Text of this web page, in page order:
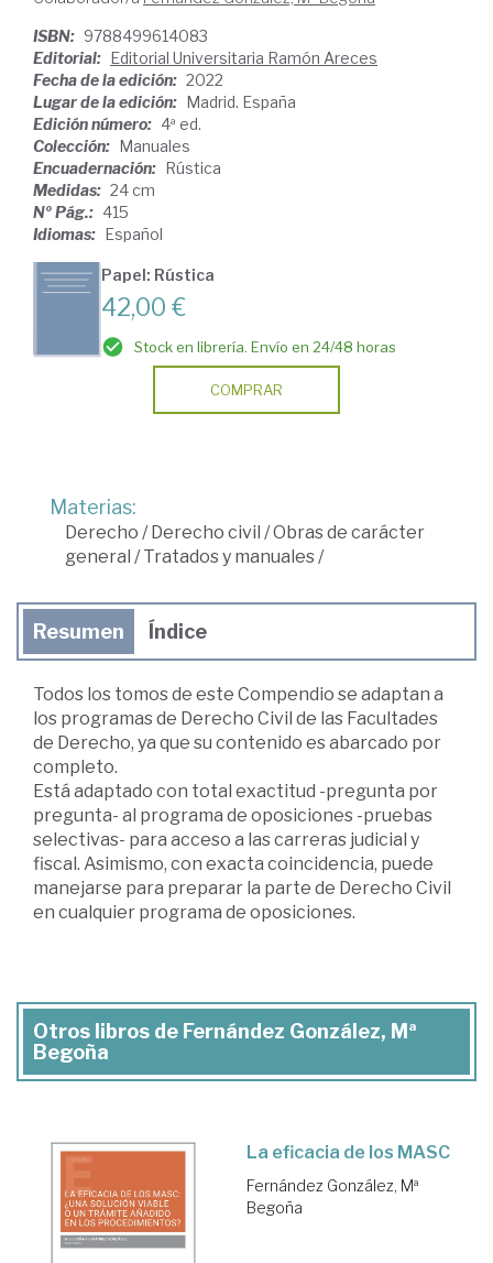
ISBN: 9788499614083
Editorial: Editorial Universitaria Ramón Areces
Fecha de la edición: 2022
Lugar de la edición: Madrid. España
Edición número: 4ª ed.
Colección: Manuales
Encuadernación: Rústica
Medidas: 24 cm
Nº Pág.: 415
Idiomas: Español
Papel: Rústica
42,00 €
Stock en librería. Envío en 24/48 horas
COMPRAR
Materias:
Derecho /Derecho civil /Obras de carácter
general /Tratados y manuales/
Resumen Índice
Todos los tomos de este Compendio se adaptan a
los programas de Derecho Civil de las Facultades
de Derecho, ya que su contenido es abarcado por
completo.
Está adaptado con total exactitud -pregunta por
pregunta- al programa de oposiciones -pruebas
selectivas- para acceso a las carreras judicial y
fiscal. Asimismo, con exacta coincidencia, puede
manejarse para preparar la parte de Derecho Civil
en cualquier programa de oposiciones.
Otros libros de Fernández González, Mª
Begoña
La eficacia de los MASC
Fernández González, Mª
Begoña